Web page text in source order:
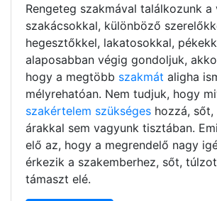
Rengeteg szakmával találkozunk a
szakácsokkal, különböző
hegesztőkkel, lakatosokkal,
alaposabban végig gondoljuk,
hogy a megtöbb szakmát aligha
mélyrehatóan. Nem tudjuk, hogy
szakértelem szükséges hozzá,
árakkal sem vagyunk tisztában.
elő az, hogy a megrendelő nagy
érkezik a szakemberhez, sőt,
támaszt elé.